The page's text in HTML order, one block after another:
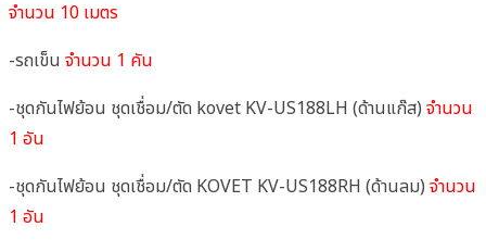
จำนวน 10 เมตร
-รถเข็น จำนวน 1 คัน
-ชุดกันไฟย้อน ชุดเชื่อม/ตัด kovet KV-US188LH (ด้านแก๊ส) จำนวน
1 อัน
-ชุดกันไฟย้อน ชุดเชื่อม/ตัด KOVET KV-US188RH (ด้านลม) จำนวน
1 อัน